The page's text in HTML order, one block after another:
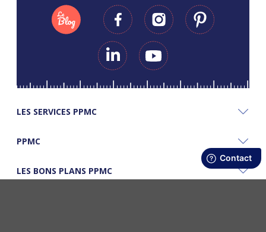
LES SERVICES PPMC
PPMC
LES BONS PLANS PPMC